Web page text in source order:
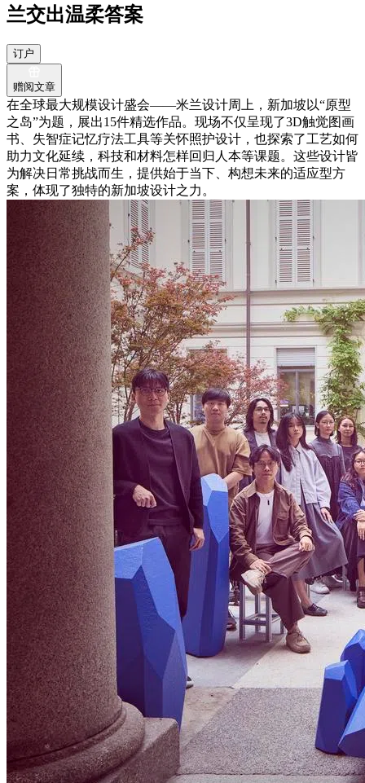
兰交出温柔答案
订户
赠阅文章
在全球最大规模设计盛会——米兰设计周上，新加坡以“原型
之岛”为题，展出15件精选作品。现场不仅呈现了3D触觉图画
书、失智症记忆疗法工具等关怀照护设计，也探索了工艺如何
助力文化延续，科技和材料怎样回归人本等课题。这些设计皆
为解决日常挑战而生，提供始于当下、构想未来的适应型方
案，体现了独特的新加坡设计之力。